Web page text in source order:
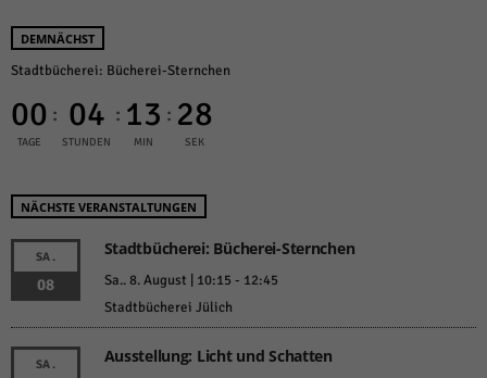
DEMNÄCHST
Stadtbücherei: Bücherei-Sternchen
00
TAGE
: 04
STUNDEN
: 13
MIN
: 28
SEK
NÄCHSTE VERANSTALTUNGEN
SA.
08
Stadtbücherei: Bücherei-Sternchen
Sa.. 8. August | 10:15 - 12:45
Stadtbücherei Jülich
SA. Ausstellung: Licht und Schatten